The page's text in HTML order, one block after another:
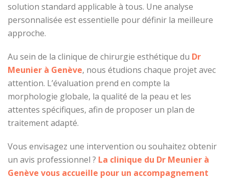
solution standard applicable à tous. Une analyse
personnalisée est essentielle pour définir la meilleure
approche.
Au sein de la clinique de chirurgie esthétique du Dr
Meunier à Genève, nous étudions chaque projet avec
attention. L’évaluation prend en compte la
morphologie globale, la qualité de la peau et les
attentes spécifiques, afin de proposer un plan de
traitement adapté.
Vous envisagez une intervention ou souhaitez obtenir
un avis professionnel ? La clinique du Dr Meunier à
Genève vous accueille pour un accompagnement